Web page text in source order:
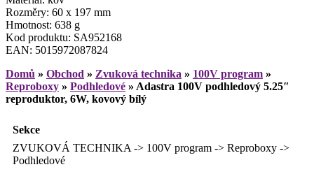
Rozměry: 60 x 197 mm
Hmotnost: 638 g
Kod produktu: SA952168
EAN: 5015972087824
Domů » Obchod » Zvuková technika » 100V program »
Reproboxy » Podhledové » Adastra 100V podhledový 5.25″
reproduktor, 6W, kovový bílý
Sekce
ZVUKOVÁ TECHNIKA -> 100V program -> Reproboxy ->
Podhledové